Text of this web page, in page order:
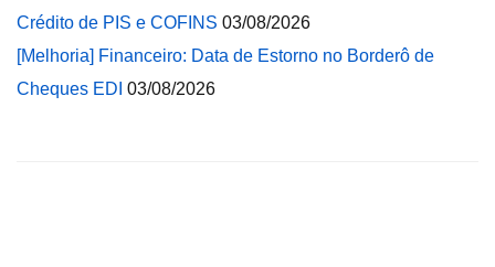
Crédito de PIS e COFINS 03/08/2026
[Melhoria] Financeiro: Data de Estorno no Borderô de
Cheques EDI 03/08/2026